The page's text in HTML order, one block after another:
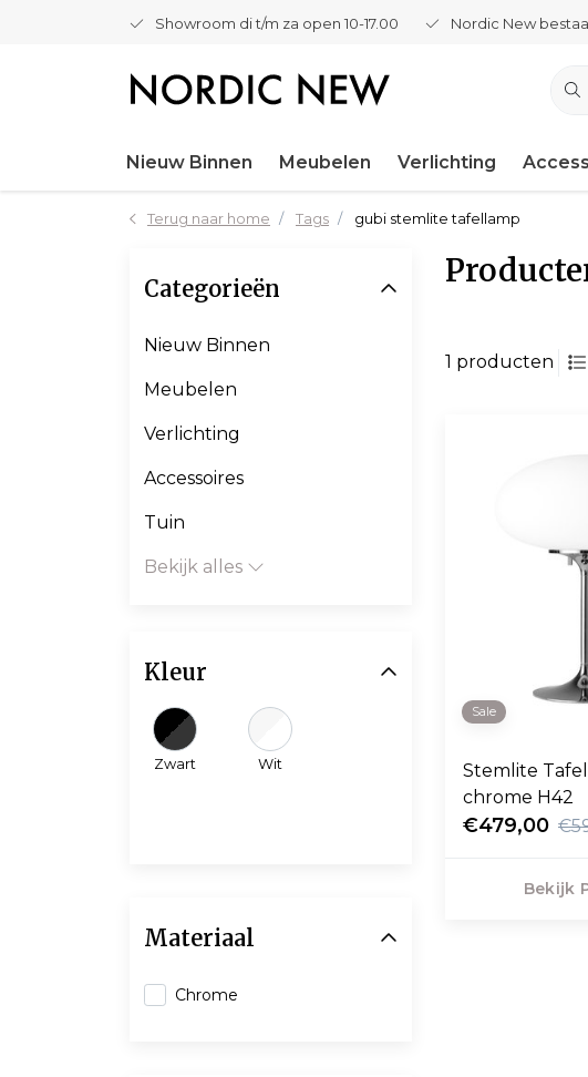
Showroom di t/m za open 10-17.00 Nordic New
Nieuw Binnen Meubelen Verlichting
Terug naar home Tags gubi stemlite tafellamp
1 producten
Sale
Stemlite
chrome H42
€479,00
Bekijk
Categorieën
Nieuw Binnen
Meubelen
Verlichting
Accessoires
Tuin
Bekijk alles
Kleur
Zwart Wit
Materiaal
Chrome